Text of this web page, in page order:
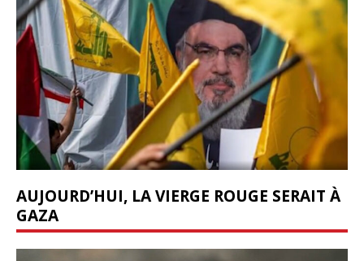
AUJOURD’HUI, LA VIERGE ROUGE SERAIT À
GAZA